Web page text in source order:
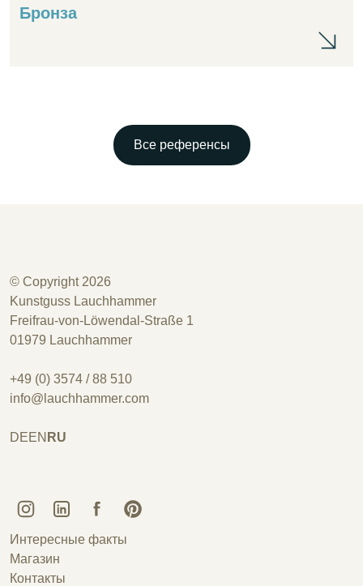
Бронза
Все референсы
© Copyright 2026
Kunstguss Lauchhammer
Freifrau-von-Löwendal-Straße 1
01979 Lauchhammer
+49 (0) 3574 / 88 510
info@lauchhammer.com
DEEN RU
Kunstguss Lauchhammer @ Instagram
Kunstguss Lauchhammer @ LinkedIn
Kunstguss Lauchhammer @ Facebook
Kunstguss Lauchhammer @ Pinterest
Интересные факты
Магазин
Контакты